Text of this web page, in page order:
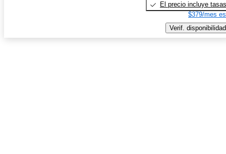
El precio incluye tasas
$379/mes
Verif. disponibilidad